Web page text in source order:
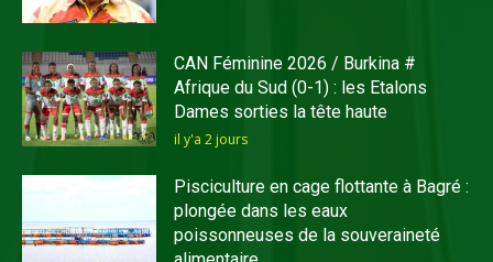
CAN Féminine 2026 / Burkina #
Afrique du Sud (0-1) : les Etalons
Dames sorties la tête haute
il y'a 2 jours
Pisciculture en cage flottante à Bagré :
plongée dans les eaux
poissonneuses de la souveraineté